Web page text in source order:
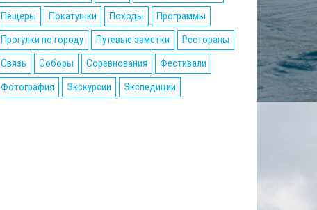
Пещеры
Покатушки Походы
Программы
Прогулки по городу
Путевые заметки
Рестораны
Связь
Соборы Соревнования
Фестивали
Фотография
Экскурсии Экспедиции